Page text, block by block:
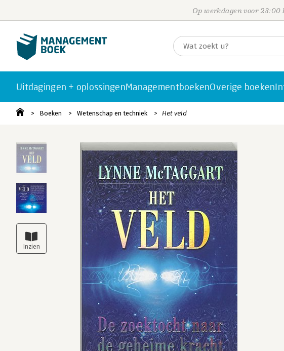
Op werkdagen voor
Uitdagingen + oplossingenManagementboekenOverige boeken
Boeken Wetenschap en techniek Het veld